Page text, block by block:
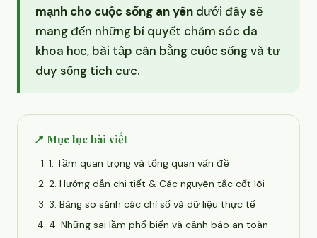
mạnh cho cuộc sống an yên dưới đây sẽ
mang đến những bí quyết chăm sóc da
khoa học, bài tập cân bằng cuộc sống và tư
duy sống tích cực.
📍 Mục lục bài viết
1. Tầm quan trọng và tổng quan vấn đề
2. Hướng dẫn chi tiết & Các nguyên tắc cốt lõi
3. Bảng so sánh các chỉ số và dữ liệu thực tế
4. Những sai lầm phổ biến và cảnh báo an toàn